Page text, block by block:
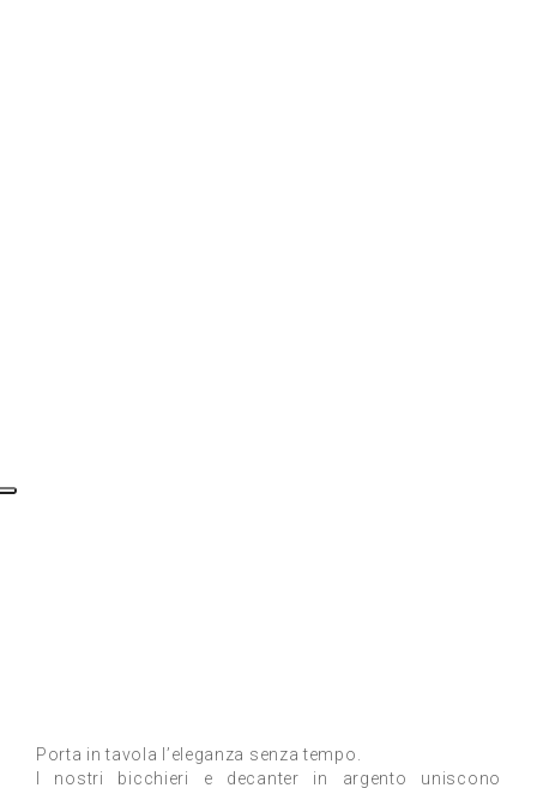
Porta in tavola l’eleganza senza tempo.
I nostri bicchieri e decanter in argento uniscono